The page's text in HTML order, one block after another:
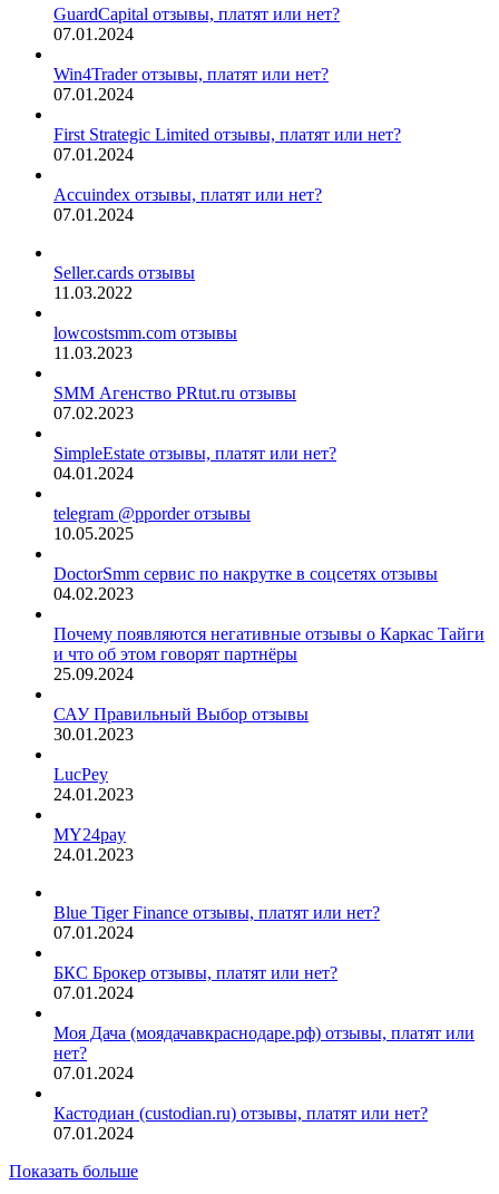
GuardCapital отзывы, платят или нет?
07.01.2024
Win4Trader отзывы, платят или нет?
07.01.2024
First Strategic Limited отзывы, платят или нет?
07.01.2024
Accuindex отзывы, платят или нет?
07.01.2024
Seller.cards отзывы
11.03.2022
lowcostsmm.com отзывы
11.03.2023
SMM Агенство PRtut.ru отзывы
07.02.2023
SimpleEstate отзывы, платят или нет?
04.01.2024
telegram @pporder отзывы
10.05.2025
DoctorSmm сервис по накрутке в соцсетях отзывы
04.02.2023
Почему появляются негативные отзывы о Каркас Тайги
и что об этом говорят партнёры
25.09.2024
САУ Правильный Выбор отзывы
30.01.2023
LucPey
24.01.2023
MY24pay
24.01.2023
Blue Tiger Finance отзывы, платят или нет?
07.01.2024
БКС Брокер отзывы, платят или нет?
07.01.2024
Моя Дача (моядачавкраснодаре.рф) отзывы, платят или
нет?
07.01.2024
Кастодиан (custodian.ru) отзывы, платят или нет?
07.01.2024
Показать больше